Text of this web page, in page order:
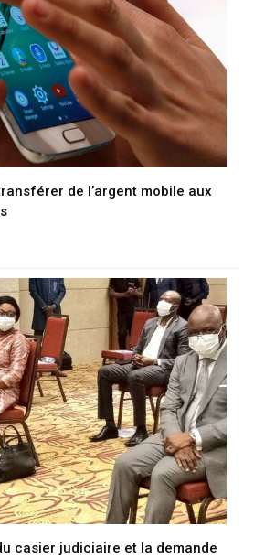
de l’argent mobile aux
casier judiciaire et la demande